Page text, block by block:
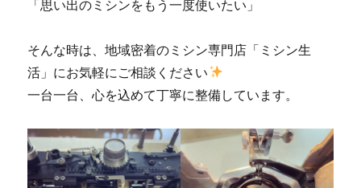
「思い出のミシンをもう一度使いたい」
そんな時は、地域密着のミシン専門店「ミシン生
活」にお気軽にご相談ください
一台一台、心を込めて丁寧に整備しています。